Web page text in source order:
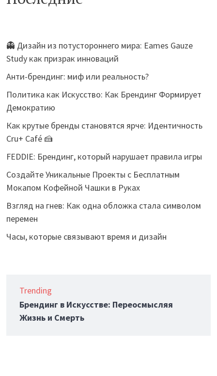
👻 Дизайн из потустороннего мира: Eames Gauze
Study как призрак инноваций
Анти-брендинг: миф или реальность?
Политика как Искусство: Как Брендинг Формирует
Демократию
Как крутые бренды становятся ярче: Идентичность
Cru+ Café 🍰
FEDDIE: Брендинг, который нарушает правила игры
Создайте Уникальные Проекты с Бесплатным
Мокапом Кофейной Чашки в Руках
Взгляд на гнев: Как одна обложка стала символом
перемен
Часы, которые связывают время и дизайн
Trending
Брендинг в Искусстве: Переосмысляя
Жизнь и Смерть